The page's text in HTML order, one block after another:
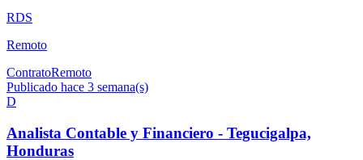
RDS
Remoto
ContratoRemoto
Publicado hace 3 semana(s)
D
Analista Contable y Financiero - Tegucigalpa,
Honduras